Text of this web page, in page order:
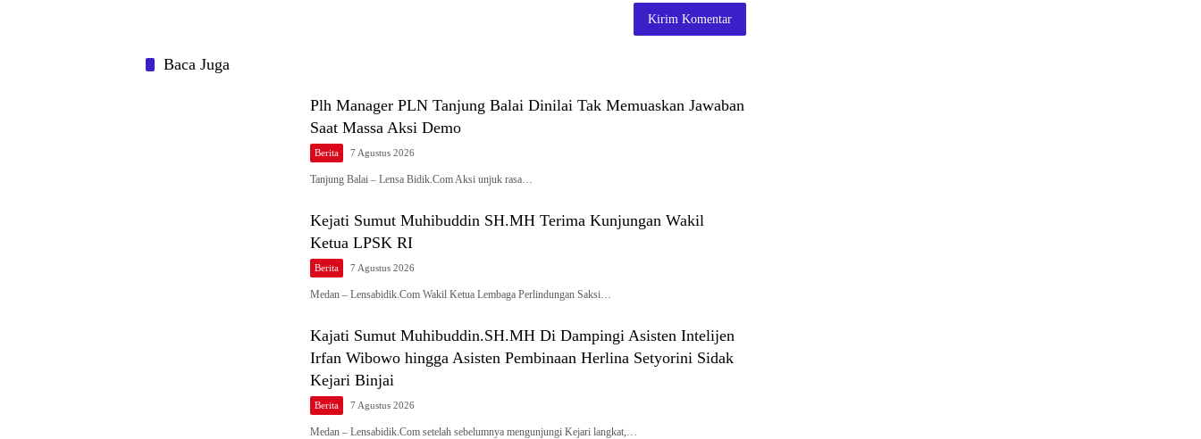
Baca Juga
Plh Manager PLN Tanjung Balai Dinilai Tak Memuaskan Jawaban
Saat Massa Aksi Demo
Berita 7 Agustus 2026
Tanjung Balai – Lensa Bidik.Com Aksi unjuk rasa…
Kejati Sumut Muhibuddin SH.MH Terima Kunjungan Wakil
Ketua LPSK RI
Berita 7 Agustus 2026
Medan – Lensabidik.Com Wakil Ketua Lembaga Perlindungan Saksi…
Kajati Sumut Muhibuddin.SH.MH Di Dampingi Asisten Intelijen
Irfan Wibowo hingga Asisten Pembinaan Herlina Setyorini Sidak
Kejari Binjai
Berita 7 Agustus 2026
Medan – Lensabidik.Com setelah sebelumnya mengunjungi Kejari langkat,…